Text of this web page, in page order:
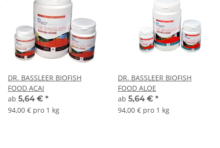
DR. BASSLEER BIOFISH
FOOD ACAI
ab 5,64 € *
94,00 € pro 1 kg
DR. BASSLEER BIOFISH
FOOD ALOE
ab 5,64 € *
94,00 € pro 1 kg